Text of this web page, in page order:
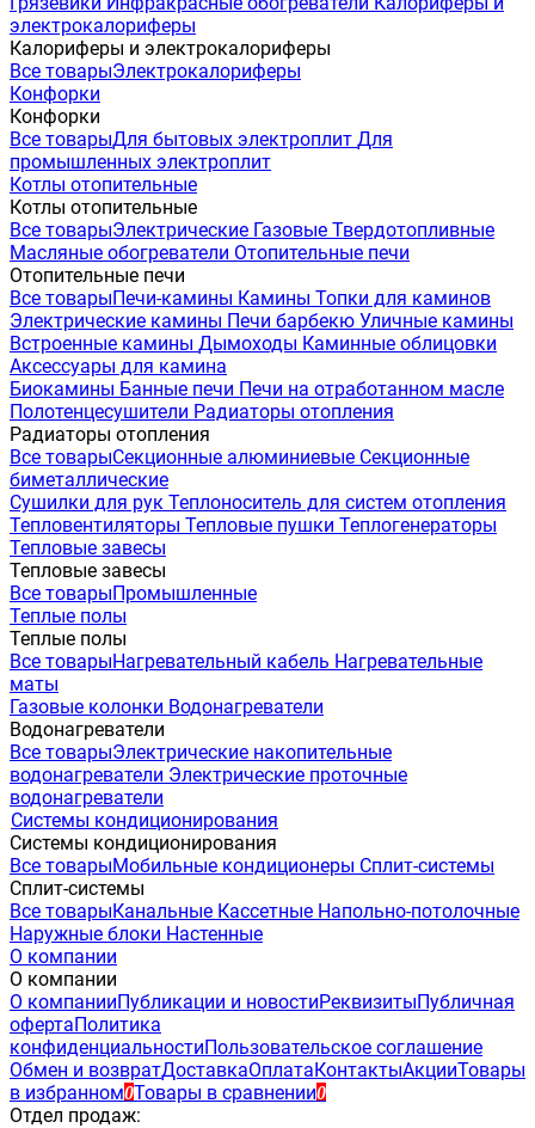
электрокалориферы
Калориферы и электрокалориферы
Все товарыЭлектрокалориферы
Конфорки
Конфорки
Все товарыДля бытовых электроплит Для
промышленных электроплит
Котлы отопительные
Котлы отопительные
Все товарыЭлектрические Газовые Твердотопливные
Масляные обогреватели Отопительные печи
Отопительные печи
Все товарыПечи-камины Камины Топки для каминов
Электрические камины Печи барбекю Уличные камины
Встроенные камины Дымоходы Каминные облицовки
Аксессуары для камина
Биокамины Банные печи Печи на отработанном масле
Полотенцесушители Радиаторы отопления
Радиаторы отопления
Все товарыСекционные алюминиевые Секционные
биметаллические
Сушилки для рук Теплоноситель для систем отопления
Тепловентиляторы Тепловые пушки Теплогенераторы
Тепловые завесы
Тепловые завесы
Все товарыПромышленные
Теплые полы
Теплые полы
Все товарыНагревательный кабель Нагревательные
маты
Газовые колонки Водонагреватели
Водонагреватели
Все товарыЭлектрические накопительные
водонагреватели Электрические проточные
водонагреватели
Системы кондиционирования
Системы кондиционирования
Все товарыМобильные кондиционеры Сплит-системы
Сплит-системы
Все товарыКанальные Кассетные Напольно-потолочные
Наружные блоки Настенные
О компании
О компании
О компанииПубликации и новостиРеквизитыПубличная
офертаПолитика
конфиденциальностиПользовательское соглашение
Обмен и возвратДоставкаОплатаКонтактыАкцииТовары
в избранном0Товары в сравнении0
Отдел продаж: